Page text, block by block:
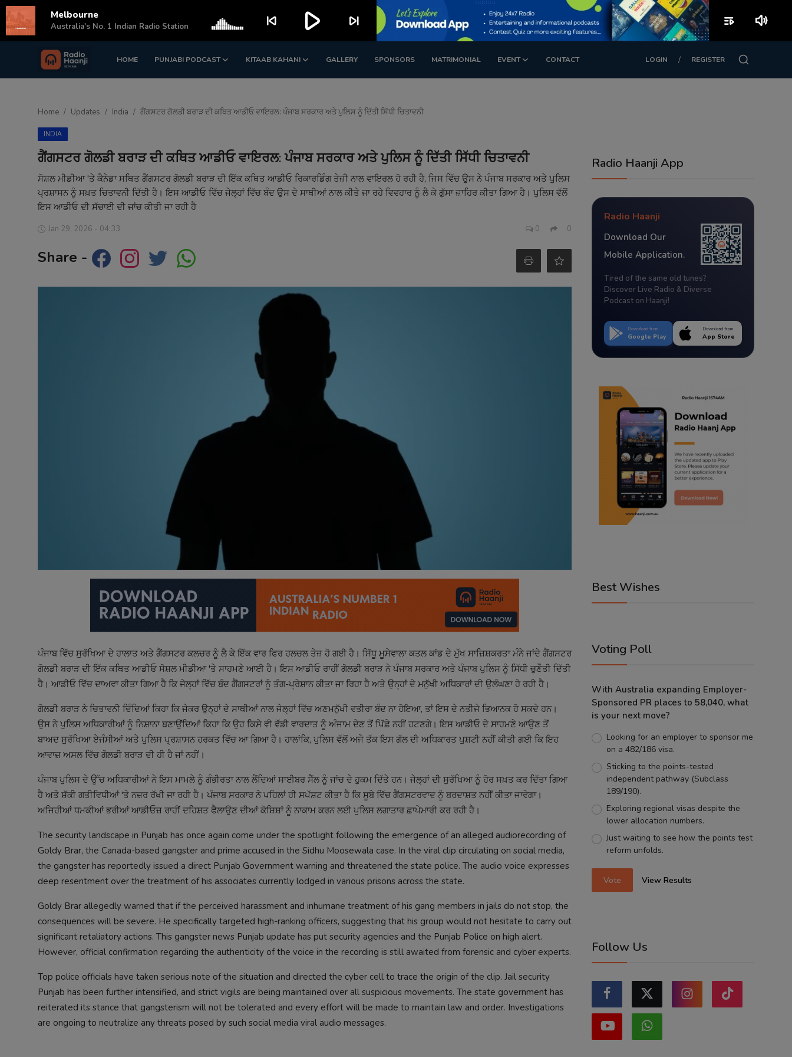
HOME PUNJABI PODCAST KITAAB KAHANI GALLERY SPONSORS MATRIMONIAL EVENT CONTACT LOGIN / REGISTER
Login Register
Punjabi Podcast
Kitaab Kahani
Sponsors
Matrimonial
Home Updates India ਗੈਂਗਸਟਰ ਗੋਲਡੀ ਬਰਾੜ ਦੀ ਕਥਿਤ ਆਡੀਓ ਵਾਇਰਲ: ਪੰਜਾਬ ਸਰਕਾਰ ਅਤੇ ਪੁਲਿਸ ਨੂੰ ਦਿੱਤੀ ਸਿੱਧੀ ਚਿਤਾਵਨੀ
INDIA
ਗੈਂਗਸਟਰ ਗੋਲਡੀ ਬਰਾੜ ਦੀ ਕਥਿਤ ਆਡੀਓ ਵਾਇਰਲ: ਪੰਜਾਬ ਸਰਕਾਰ ਅਤੇ ਪੁਲਿਸ ਨੂੰ ਦਿੱਤੀ ਸਿੱਧੀ ਚਿਤਾਵਨੀ
ਸੋਸ਼ਲ ਮੀਡੀਆ 'ਤੇ ਕੈਨੇਡਾ ਸਥਿਤ ਗੈਂਗਸਟਰ ਗੋਲਡੀ ਬਰਾੜ ਦੀ ਇੱਕ ਕਥਿਤ ਆਡੀਓ ਰਿਕਾਰਡਿੰਗ ਤੇਜ਼ੀ ਨਾਲ ਵਾਇਰਲ ਹੋ ਰਹੀ ਹੈ, ਜਿਸ ਵਿੱਚ ਉਸ ਨੇ ਪੰਜਾਬ ਸਰਕਾਰ ਅਤੇ ਪੁਲਿਸ
ਪ੍ਰਸ਼ਾਸਨ ਨੂੰ ਸਖ਼ਤ ਚਿਤਾਵਨੀ ਦਿੱਤੀ ਹੈ। ਇਸ ਆਡੀਓ ਵਿੱਚ ਜੇਲ੍ਹਾਂ ਵਿੱਚ ਬੰਦ ਉਸ ਦੇ ਸਾਥੀਆਂ ਨਾਲ ਕੀਤੇ ਜਾ ਰਹੇ ਵਿਵਹਾਰ ਨੂੰ ਲੈ ਕੇ ਗੁੱਸਾ ਜ਼ਾਹਿਰ ਕੀਤਾ ਗਿਆ ਹੈ। ਪੁਲਿਸ ਵੱਲੋਂ
ਇਸ ਆਡੀਓ ਦੀ ਸੱਚਾਈ ਦੀ ਜਾਂਚ ਕੀਤੀ ਜਾ ਰਹੀ ਹੈ
Jan 29, 2026 - 04:33 0 0
Share -
ਪੰਜਾਬ ਵਿੱਚ ਸੁਰੱਖਿਆ ਦੇ ਹਾਲਾਤ ਅਤੇ ਗੈਂਗਸਟਰ ਕਲਚਰ ਨੂੰ ਲੈ ਕੇ ਇੱਕ ਵਾਰ ਫਿਰ ਹਲਚਲ ਤੇਜ਼ ਹੋ ਗਈ ਹੈ। ਸਿੱਧੂ ਮੂਸੇਵਾਲਾ ਕਤਲ ਕਾਂਡ ਦੇ ਮੁੱਖ ਸਾਜ਼ਿਸ਼ਕਰਤਾ ਮੰਨੇ ਜਾਂਦੇ ਗੈਂਗਸਟਰ
ਗੋਲਡੀ ਬਰਾੜ ਦੀ ਇੱਕ ਕਥਿਤ ਆਡੀਓ ਸੋਸ਼ਲ ਮੀਡੀਆ 'ਤੇ ਸਾਹਮਣੇ ਆਈ ਹੈ। ਇਸ ਆਡੀਓ ਰਾਹੀਂ ਗੋਲਡੀ ਬਰਾੜ ਨੇ ਪੰਜਾਬ ਸਰਕਾਰ ਅਤੇ ਪੰਜਾਬ ਪੁਲਿਸ ਨੂੰ ਸਿੱਧੀ ਚੁਣੌਤੀ ਦਿੱਤੀ
ਹੈ। ਆਡੀਓ ਵਿੱਚ ਦਾਅਵਾ ਕੀਤਾ ਗਿਆ ਹੈ ਕਿ ਜੇਲ੍ਹਾਂ ਵਿੱਚ ਬੰਦ ਗੈਂਗਸਟਰਾਂ ਨੂੰ ਤੰਗ-ਪ੍ਰੇਸ਼ਾਨ ਕੀਤਾ ਜਾ ਰਿਹਾ ਹੈ ਅਤੇ ਉਨ੍ਹਾਂ ਦੇ ਮਨੁੱਖੀ ਅਧਿਕਾਰਾਂ ਦੀ ਉਲੰਘਣਾ ਹੋ ਰਹੀ ਹੈ।
ਗੋਲਡੀ ਬਰਾੜ ਨੇ ਚਿਤਾਵਨੀ ਦਿੰਦਿਆਂ ਕਿਹਾ ਕਿ ਜੇਕਰ ਉਨ੍ਹਾਂ ਦੇ ਸਾਥੀਆਂ ਨਾਲ ਜੇਲ੍ਹਾਂ ਵਿੱਚ ਅਣਮਨੁੱਖੀ ਵਤੀਰਾ ਬੰਦ ਨਾ ਹੋਇਆ, ਤਾਂ ਇਸ ਦੇ ਨਤੀਜੇ ਭਿਆਨਕ ਹੋ ਸਕਦੇ ਹਨ।
ਉਸ ਨੇ ਪੁਲਿਸ ਅਧਿਕਾਰੀਆਂ ਨੂੰ ਨਿਸ਼ਾਨਾ ਬਣਾਉਂਦਿਆਂ ਕਿਹਾ ਕਿ ਉਹ ਕਿਸੇ ਵੀ ਵੱਡੀ ਵਾਰਦਾਤ ਨੂੰ ਅੰਜਾਮ ਦੇਣ ਤੋਂ ਪਿੱਛੇ ਨਹੀਂ ਹਟਣਗੇ। ਇਸ ਆਡੀਓ ਦੇ ਸਾਹਮਣੇ ਆਉਣ ਤੋਂ
ਬਾਅਦ ਸੁਰੱਖਿਆ ਏਜੰਸੀਆਂ ਅਤੇ ਪੁਲਿਸ ਪ੍ਰਸ਼ਾਸਨ ਹਰਕਤ ਵਿੱਚ ਆ ਗਿਆ ਹੈ। ਹਾਲਾਂਕਿ, ਪੁਲਿਸ ਵੱਲੋਂ ਅਜੇ ਤੱਕ ਇਸ ਗੱਲ ਦੀ ਅਧਿਕਾਰਤ ਪੁਸ਼ਟੀ ਨਹੀਂ ਕੀਤੀ ਗਈ ਕਿ ਇਹ
ਆਵਾਜ਼ ਅਸਲ ਵਿੱਚ ਗੋਲਡੀ ਬਰਾੜ ਦੀ ਹੀ ਹੈ ਜਾਂ ਨਹੀਂ।
ਪੰਜਾਬ ਪੁਲਿਸ ਦੇ ਉੱਚ ਅਧਿਕਾਰੀਆਂ ਨੇ ਇਸ ਮਾਮਲੇ ਨੂੰ ਗੰਭੀਰਤਾ ਨਾਲ ਲੈਂਦਿਆਂ ਸਾਈਬਰ ਸੈੱਲ ਨੂੰ ਜਾਂਚ ਦੇ ਹੁਕਮ ਦਿੱਤੇ ਹਨ। ਜੇਲ੍ਹਾਂ ਦੀ ਸੁਰੱਖਿਆ ਨੂੰ ਹੋਰ ਸਖ਼ਤ ਕਰ ਦਿੱਤਾ ਗਿਆ
ਹੈ ਅਤੇ ਸ਼ੱਕੀ ਗਤੀਵਿਧੀਆਂ 'ਤੇ ਨਜ਼ਰ ਰੱਖੀ ਜਾ ਰਹੀ ਹੈ। ਪੰਜਾਬ ਸਰਕਾਰ ਨੇ ਪਹਿਲਾਂ ਹੀ ਸਪੱਸ਼ਟ ਕੀਤਾ ਹੈ ਕਿ ਸੂਬੇ ਵਿੱਚ ਗੈਂਗਸਟਰਵਾਦ ਨੂੰ ਬਰਦਾਸ਼ਤ ਨਹੀਂ ਕੀਤਾ ਜਾਵੇਗਾ।
ਅਜਿਹੀਆਂ ਧਮਕੀਆਂ ਭਰੀਆਂ ਆਡੀਓਜ਼ ਰਾਹੀਂ ਦਹਿਸ਼ਤ ਫੈਲਾਉਣ ਦੀਆਂ ਕੋਸ਼ਿਸ਼ਾਂ ਨੂੰ ਨਾਕਾਮ ਕਰਨ ਲਈ ਪੁਲਿਸ ਲਗਾਤਾਰ ਛਾਪੇਮਾਰੀ ਕਰ ਰਹੀ ਹੈ।
The security landscape in Punjab has once again come under the spotlight following the emergence of an alleged audiorecording of
Goldy Brar, the Canada-based gangster and prime accused in the Sidhu Moosewala case. In the viral clip circulating on social media,
the gangster has reportedly issued a direct Punjab Government warning and threatened the state police. The audio voice expresses
deep resentment over the treatment of his associates currently lodged in various prisons across the state.
Goldy Brar allegedly warned that if the perceived harassment and inhumane treatment of his gang members in jails do not stop, the
consequences will be severe. He specifically targeted high-ranking officers, suggesting that his group would not hesitate to carry out
significant retaliatory actions. This gangster news Punjab update has put security agencies and the Punjab Police on high alert.
However, official confirmation regarding the authenticity of the voice in the recording is still awaited from forensic and cyber experts.
Top police officials have taken serious note of the situation and directed the cyber cell to trace the origin of the clip. Jail security
Punjab has been further intensified, and strict vigils are being maintained over all suspicious movements. The state government has
reiterated its stance that gangsterism will not be tolerated and every effort will be made to maintain law and order. Investigations
are ongoing to neutralize any threats posed by such social media viral audio messages.
Radio Haanji App
Radio Haanji
Download Our
Mobile Application.
Tired of the same old tunes?
Discover Live Radio & Diverse
Podcast on Haanji!
Download from
Google Play
Download from
App Store
Best Wishes
Voting Poll
With Australia expanding Employer-
Sponsored PR places to 58,040, what
is your next move?
Looking for an employer to sponsor me
on a 482/186 visa.
Sticking to the points-tested
independent pathway (Subclass
189/190).
Exploring regional visas despite the
lower allocation numbers.
Just waiting to see how the points test
reform unfolds.
Vote View Results
Follow Us
Melbourne
Australia's No. 1 Indian Radio Station skip_previous play_arrow skip_next playlist_play volume_up